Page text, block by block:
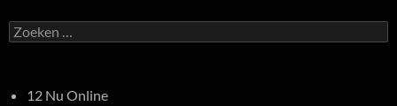
Zoeken
naar:
12 Nu Online